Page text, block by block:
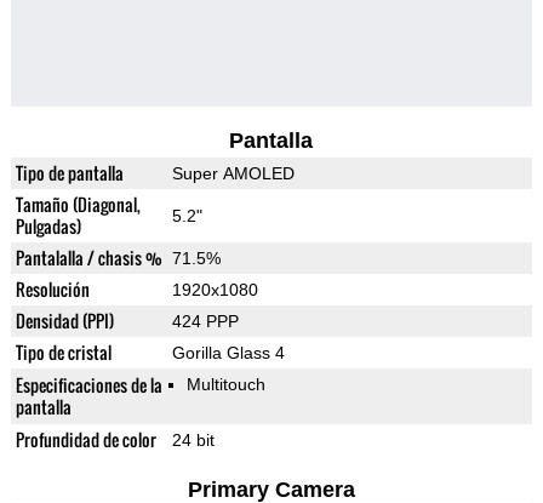
Pantalla
Tipo de pantalla Super AMOLED
Tamaño (Diagonal,
Pulgadas)
5.2"
Pantalalla / chasis % 71.5%
Resolución 1920x1080
Densidad (PPI) 424 PPP
Tipo de cristal Gorilla Glass 4
Especificaciones de la
pantalla
Multitouch
Profundidad de color 24 bit
Primary Camera